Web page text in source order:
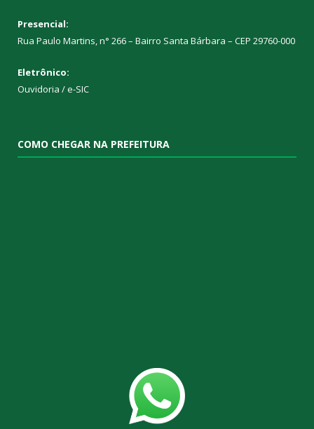
Presencial:
Rua Paulo Martins, n° 266 – Bairro Santa Bárbara – CEP 29760-000
Eletrônico:
Ouvidoria /e-SIC
COMO CHEGAR NA PREFEITURA